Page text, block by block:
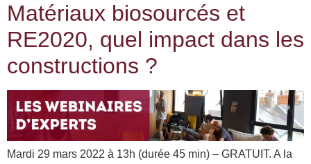
Matériaux biosourcés et
RE2020, quel impact dans les
constructions ?
Mardi 29 mars 2022 à 13h (durée 45 min) – GRATUIT. A la